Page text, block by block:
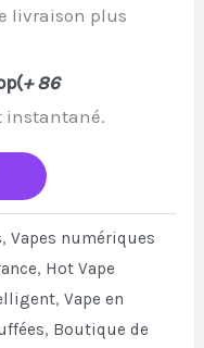
livraison plus
+ 86
instantané.
,Vapes numériques
, Hot Vape
,Vape en
, Boutique de